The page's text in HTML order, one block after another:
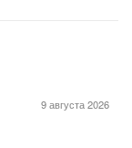
9 августа 2026